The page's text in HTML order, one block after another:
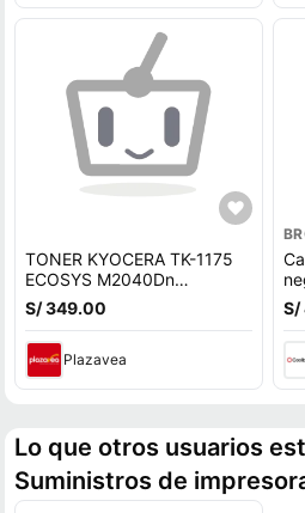
TONER KYOCERA TK-1175
ECOSYS M2040Dn
M2640Idw ORIGINAL
S/ 349.00
Plazavea
S/
Lo que otros usuarios
Suministros de